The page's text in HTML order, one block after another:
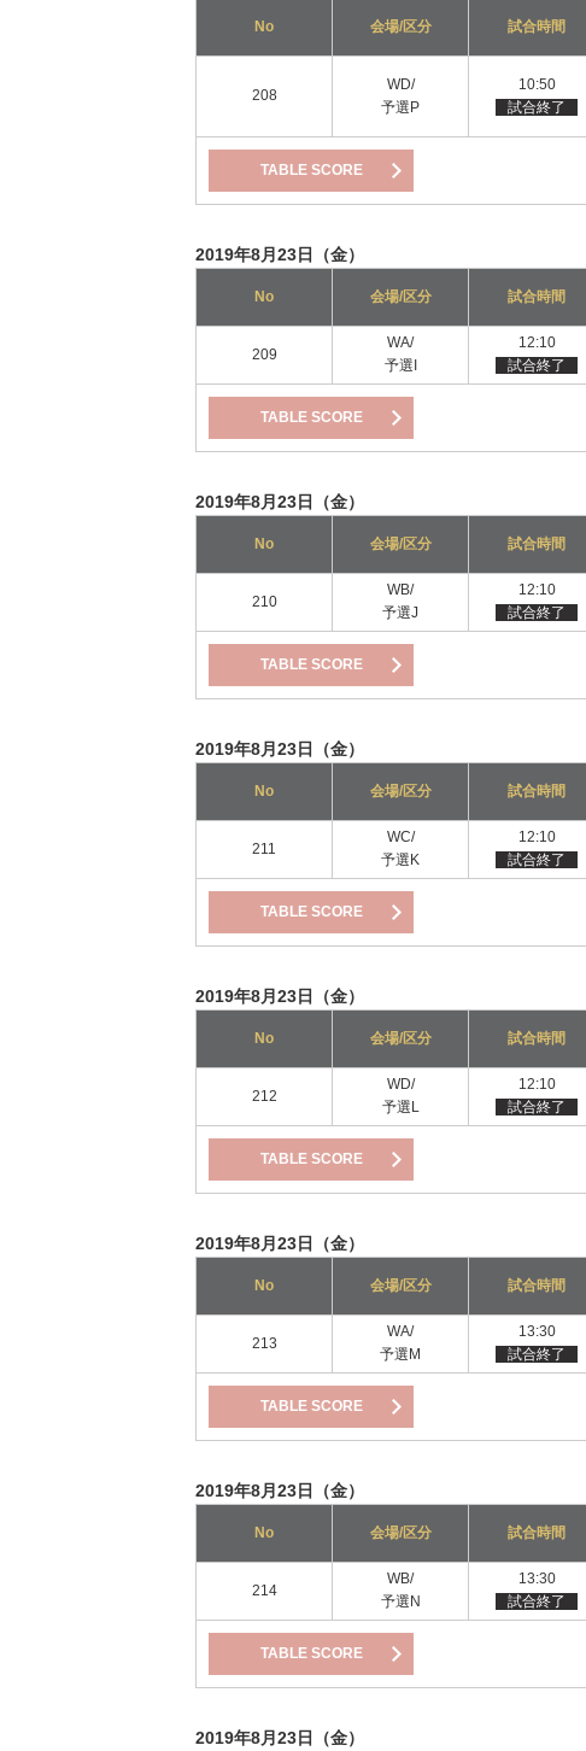
No 会場/区分 試合時間
208
WD/
予選P
10:50
試合終了
TABLE SCORE
2019年8月23日（金）
No 会場/区分 試合時間
209
WA/
予選I
12:10
試合終了
TABLE SCORE
2019年8月23日（金）
No 会場/区分 試合時間
210
WB/
予選J
12:10
試合終了
TABLE SCORE
2019年8月23日（金）
No 会場/区分 試合時間
211
WC/
予選K
12:10
試合終了
TABLE SCORE
2019年8月23日（金）
No 会場/区分 試合時間
212
WD/
予選L
12:10
試合終了
TABLE SCORE
2019年8月23日（金）
No 会場/区分 試合時間
213
WA/
予選M
13:30
試合終了
TABLE SCORE
2019年8月23日（金）
No 会場/区分 試合時間
214
WB/
予選N
13:30
試合終了
TABLE SCORE
2019年8月23日（金）